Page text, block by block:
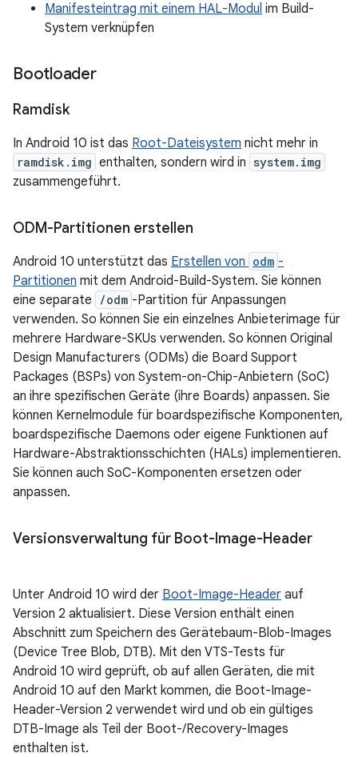
Manifesteintrag mit einem HAL-Modul im Build-
System verknüpfen
Bootloader
Ramdisk
In Android 10 ist das Root-Dateisystem nicht mehr in
ramdisk.img enthalten, sondern wird in system.img
zusammengeführt.
ODM-Partitionen erstellen
Android 10 unterstützt das Erstellen von odm -
Partitionen mit dem Android-Build-System. Sie können
eine separate
/odm -Partition für Anpassungen
verwenden. So können Sie ein einzelnes Anbieterimage für
mehrere Hardware-SKUs verwenden. So können Original
Design Manufacturers (ODMs) die Board Support
Packages (BSPs) von System-on-Chip-Anbietern (SoC)
an ihre spezifischen Geräte (ihre Boards) anpassen. Sie
können Kernelmodule für boardspezifische Komponenten,
boardspezifische Daemons oder eigene Funktionen auf
Hardware-Abstraktionsschichten (HALs) implementieren.
Sie können auch SoC-Komponenten ersetzen oder
anpassen.
Versionsverwaltung für Boot-Image-Header
Unter Android 10 wird der Boot-Image-Header auf
Version 2 aktualisiert. Diese Version enthält einen
Abschnitt zum Speichern des Gerätebaum-Blob-Images
(Device Tree Blob, DTB). Mit den VTS-Tests für
Android 10 wird geprüft, ob auf allen Geräten, die mit
Android 10 auf den Markt kommen, die Boot-Image-
Header-Version 2 verwendet wird und ob ein gültiges
DTB-Image als Teil der Boot-/Recovery-Images
enthalten ist.